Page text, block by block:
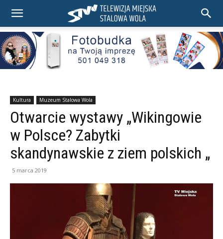
Kultura Muzeum Stalowa Wola
Otwarcie wystawy „Wikingowie
w Polsce? Zabytki
skandynawskie z ziem polskich „
5 marca 2019